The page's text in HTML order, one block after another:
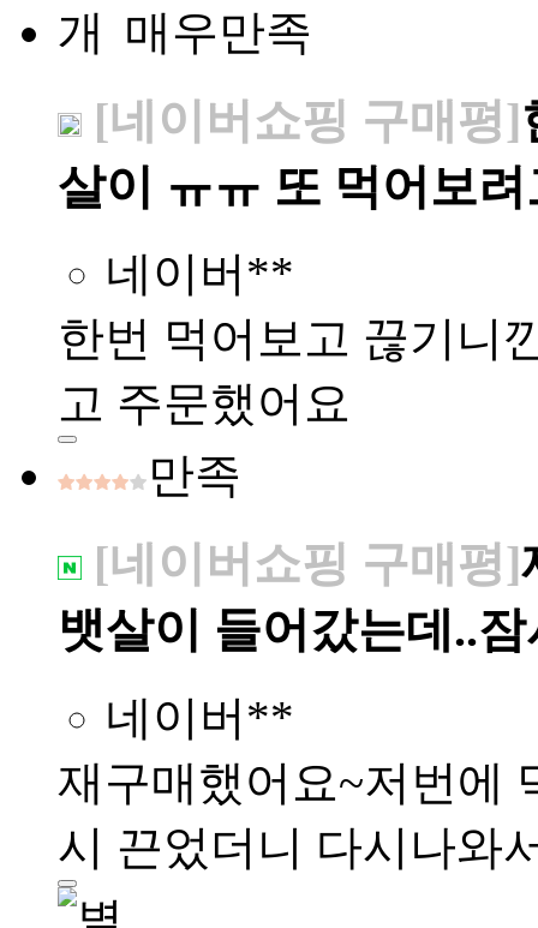
매우만족
[네이버쇼핑 구매평]
살이 ㅠㅠ 또 먹어보
네이버**
한번 먹어보고 끊기니
고 주문했어요
만족
[네이버쇼핑 구매평]
뱃살이 들어갔는데..
네이버**
재구매했어요~저번에
시 끈었더니 다시나와